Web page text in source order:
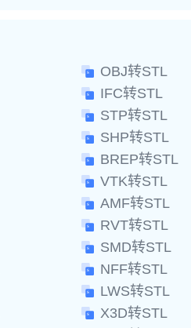
OBJ转STL
IFC转STL
STP转STL
SHP转STL
BREP转STL
VTK转STL
AMF转STL
RVT转STL
SMD转STL
NFF转STL
LWS转STL
X3D转STL